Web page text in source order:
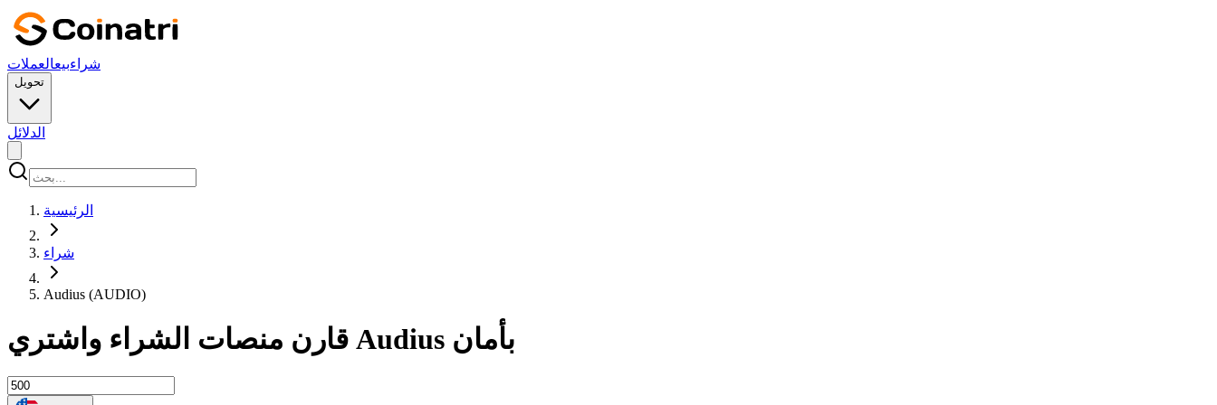
شراءبيعالعملات
تحويل
الدلائل
الرئيسية
شراء
Audius (AUDIO)
قارن منصات الشراء واشتري Audius بأمان